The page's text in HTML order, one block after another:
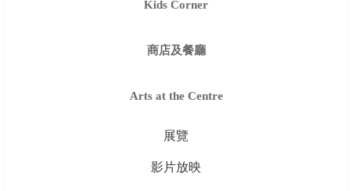
Kids Corner
商店及餐廳
Arts at the Centre
展覽
影片放映